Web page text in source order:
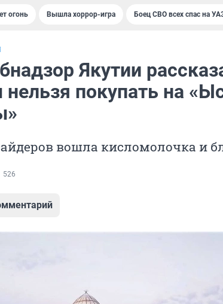
огонь Вышла хоррор-игра Боец СВО всех спас на
Якутии
нельзя покупать на
вошла кисломолочка и
526